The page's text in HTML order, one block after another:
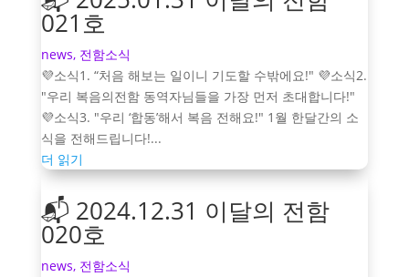
021호
news, 전함소식
💜소식1. “처음 해보는 일이니 기도할 수밖에요!" 💜소식2.
"우리 복음의전함 동역자님들을 가장 먼저 초대합니다!"
💜소식3. "우리 ‘합동’해서 복음 전해요!" 1월 한달간의 소
식을 전해드립니다!...
더 읽기
📬 2024.12.31 이달의 전함
020호
news, 전함소식